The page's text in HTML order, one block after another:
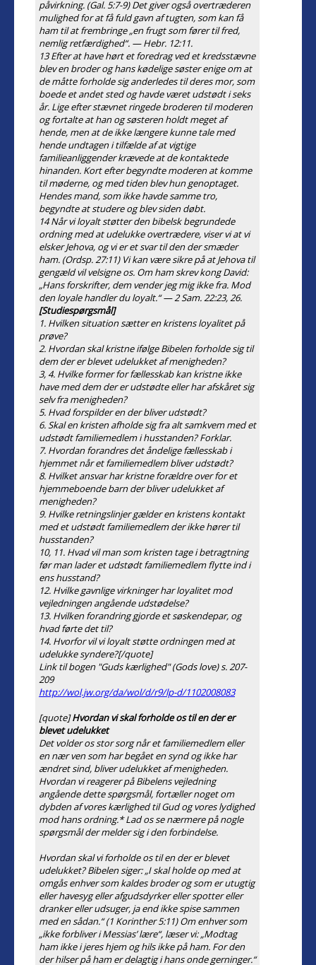
påvirkning. (Gal. 5:7-9) Det giver også overtræderen
mulighed for at få fuld gavn af tugten, som kan få
ham til at frembringe „en frugt som fører til fred,
nemlig retfærdighed“. — Hebr. 12:11.
13 Efter at have hørt et foredrag ved et kredsstævne
blev en broder og hans kødelige søster enige om at
de måtte forholde sig anderledes til deres mor, som
boede et andet sted og havde været udstødt i seks
år. Lige efter stævnet ringede broderen til moderen
og fortalte at han og søsteren holdt meget af
hende, men at de ikke længere kunne tale med
hende undtagen i tilfælde af at vigtige
familieanliggender krævede at de kontaktede
hinanden. Kort efter begyndte moderen at komme
til møderne, og med tiden blev hun genoptaget.
Hendes mand, som ikke havde samme tro,
begyndte at studere og blev siden døbt.
14 Når vi loyalt støtter den bibelsk begrundede
ordning med at udelukke overtrædere, viser vi at vi
elsker Jehova, og vi er et svar til den der smæder
ham. (Ordsp. 27:11) Vi kan være sikre på at Jehova til
gengæld vil velsigne os. Om ham skrev kong David:
„Hans forskrifter, dem vender jeg mig ikke fra. Mod
den loyale handler du loyalt.“ — 2 Sam. 22:23, 26.
[Studiespørgsmål]
1. Hvilken situation sætter en kristens loyalitet på
prøve?
2. Hvordan skal kristne ifølge Bibelen forholde sig til
dem der er blevet udelukket af menigheden?
3, 4. Hvilke former for fællesskab kan kristne ikke
have med dem der er udstødte eller har afskåret sig
selv fra menigheden?
5. Hvad forspilder en der bliver udstødt?
6. Skal en kristen afholde sig fra alt samkvem med et
udstødt familiemedlem i husstanden? Forklar.
7. Hvordan forandres det åndelige fællesskab i
hjemmet når et familiemedlem bliver udstødt?
8. Hvilket ansvar har kristne forældre over for et
hjemmeboende barn der bliver udelukket af
menigheden?
9. Hvilke retningslinjer gælder en kristens kontakt
med et udstødt familiemedlem der ikke hører til
husstanden?
10, 11. Hvad vil man som kristen tage i betragtning
før man lader et udstødt familiemedlem flytte ind i
ens husstand?
12. Hvilke gavnlige virkninger har loyalitet mod
vejledningen angående udstødelse?
13. Hvilken forandring gjorde et søskendepar, og
hvad førte det til?
14. Hvorfor vil vi loyalt støtte ordningen med at
udelukke syndere?[/quote]
Link til bogen "Guds kærlighed" (Gods love) s. 207-
209
http://wol.jw.org/da/wol/d/r9/lp-d/1102008083
[quote]Hvordan vi skal forholde os til en der er
blevet udelukket
Det volder os stor sorg når et familiemedlem eller
en nær ven som har begået en synd og ikke har
ændret sind, bliver udelukket af menigheden.
Hvordan vi reagerer på Bibelens vejledning
angående dette spørgsmål, fortæller noget om
dybden af vores kærlighed til Gud og vores lydighed
mod hans ordning.* Lad os se nærmere på nogle
spørgsmål der melder sig i den forbindelse.
Hvordan skal vi forholde os til en der er blevet
udelukket? Bibelen siger: „I skal holde op med at
omgås enhver som kaldes broder og som er utugtig
eller havesyg eller afgudsdyrker eller spotter eller
dranker eller udsuger, ja end ikke spise sammen
med en sådan.“ (1 Korinther 5:11) Om enhver som
„ikke forbliver i Messias’ lære“, læser vi: „Modtag
ham ikke i jeres hjem og hils ikke på ham. For den
der hilser på ham er delagtig i hans onde gerninger.“